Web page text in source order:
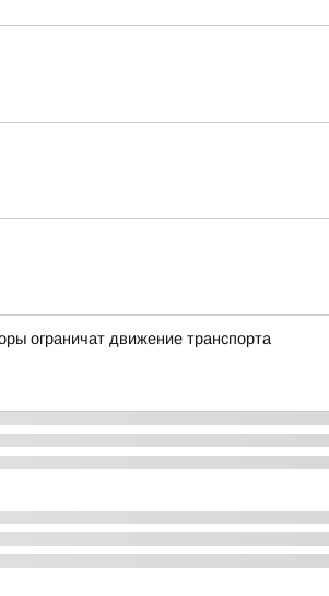
ограничат движение транспорта